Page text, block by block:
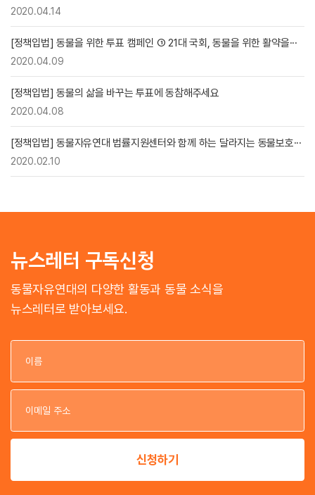
2020.04.14
[정책입법] 동물을 위한 투표 캠페인 ① 21대 국회, 동물을 위한 활약을···
2020.04.09
[정책입법] 동물의 삶을 바꾸는 투표에 동참해주세요
2020.04.08
[정책입법] 동물자유연대 법률지원센터와 함께 하는 달라지는 동물보호···
2020.02.10
뉴스레터 구독신청
동물자유연대의 다양한 활동과 동물 소식을
뉴스레터로 받아보세요.
이
이
신청하기